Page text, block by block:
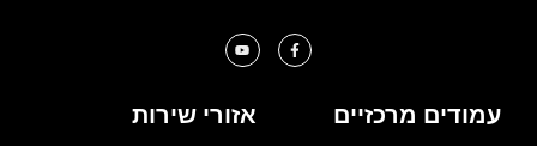
עמודים מרכזיים אזורי שירות